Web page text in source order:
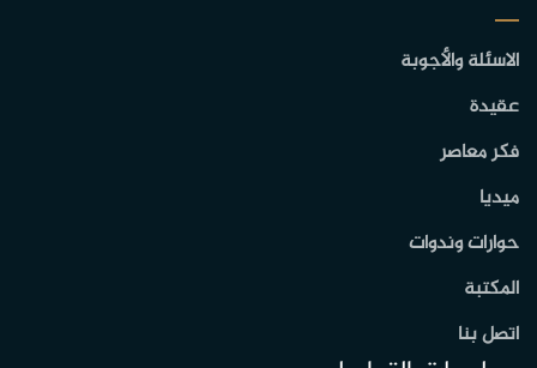
الاسئلة والأجوبة
عقيدة
فكر معاصر
ميديا
حوارات وندوات
المكتبة
اتصل بنا